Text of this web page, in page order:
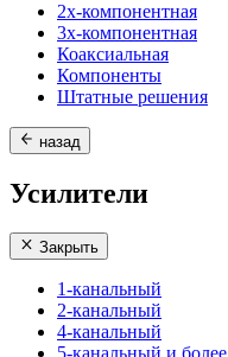
2х-компонентная
3х-компонентная
Коаксиальная
Компоненты
Штатные решения
назад
Усилители
Закрыть
1-канальный
2-канальный
4-канальный
5-канальный и более